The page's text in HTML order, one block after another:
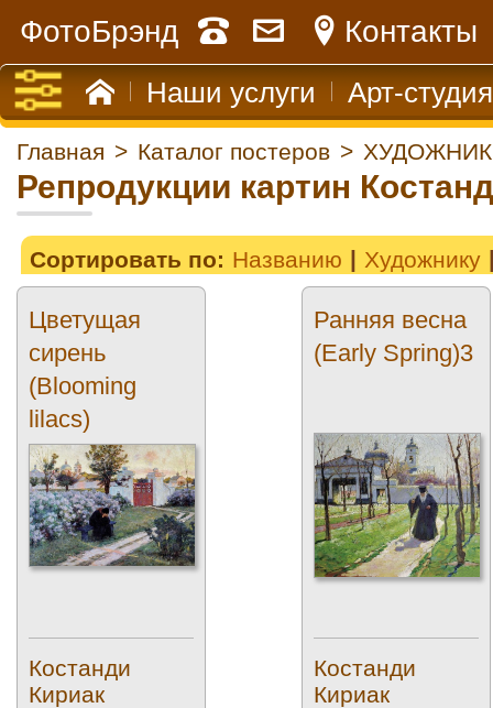
ФотоБрэнд Контакты
Наши услуги Арт-студия
Главная > Каталог постеров >
Репродукции картин
Сортировать по: Названию Художнику
Цветущая
сирень
(Blooming
lilacs)
Костанди
Кириак
Ранняя весна
(Early Spring)3
Костанди
Кириак